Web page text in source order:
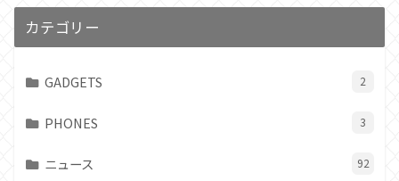
カテゴリー
GADGETS 2
PHONES 3
ニュース 92